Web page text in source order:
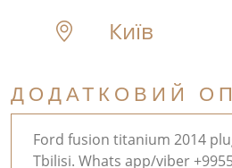
Київ
ДОДАТКОВИЙ
Ford fusion titanium 2014
Tbilisi. Whats app/viber